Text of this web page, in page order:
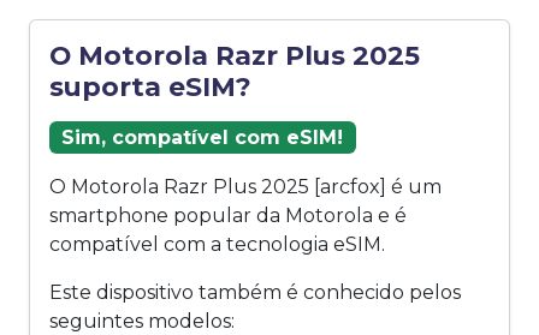
O Motorola Razr Plus 2025
suporta eSIM?
Sim, compatível com eSIM!
O Motorola Razr Plus 2025 [arcfox] é um
smartphone popular da Motorola e é
compatível com a tecnologia eSIM.
Este dispositivo também é conhecido pelos
seguintes modelos: